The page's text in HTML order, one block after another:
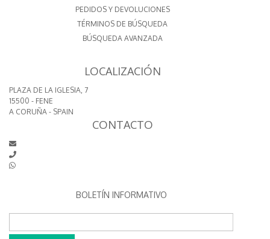
PEDIDOS Y DEVOLUCIONES
TÉRMINOS DE BÚSQUEDA
BÚSQUEDA AVANZADA
LOCALIZACIÓN
PLAZA DE LA IGLESIA, 7
15500 - FENE
A CORUÑA - SPAIN
CONTACTO
BOLETÍN INFORMATIVO